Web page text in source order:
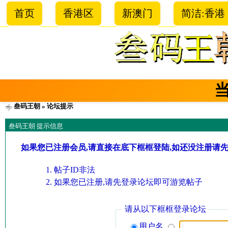
首页 香港区 新澳门 简洁:香港
叁码王朝 » 论坛提示
叁码王朝 提示信息
如果您已注册会员,请直接在底下框框登陆,如还没注册请
帖子ID非法
如果您已注册,请先登录论坛即可游览帖子
请从以下框框登录论坛
用户名